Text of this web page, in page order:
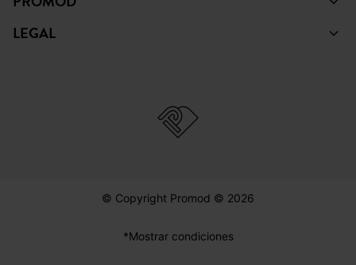
LEGAL
© Copyright Promod © 2026
*Mostrar condiciones